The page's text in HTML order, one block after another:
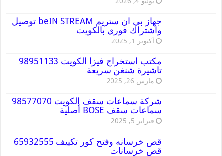
جهاز بي ان ستريم beIN STREAM توصيل
واشتراك فوري بالكويت
أكتوبر 1, 2025
مكتب استخراج فيزا الكويت 98951133
تاشيرة شنغن سريعة
مارس 26, 2025
شركة سماعات سقف الكويت 98577070
سماعات سقف BOSE أصلية
فبراير 5, 2025
قص خرسانه وفتح كور تكييف 65932555
قص خرسانات